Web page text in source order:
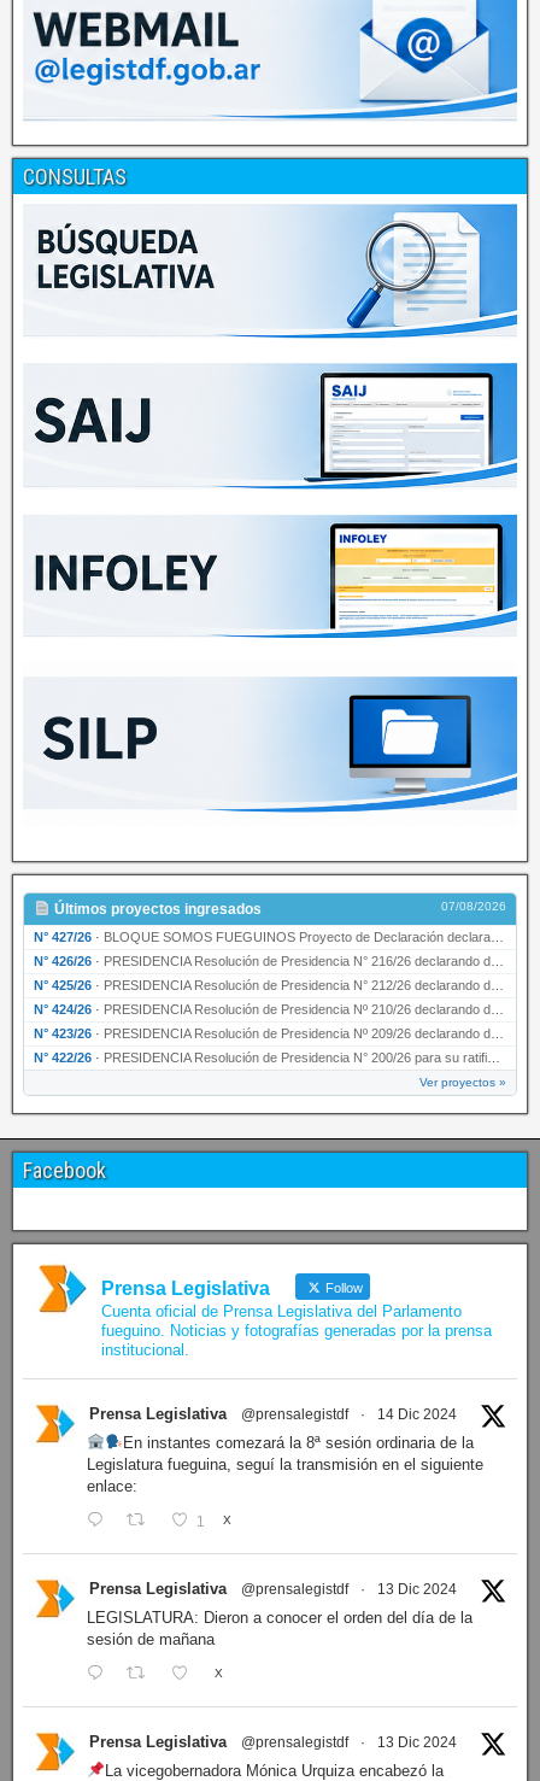
CONSULTAS
Últimos proyectos ingresados 07/08/2026
N° 427/26 · BLOQUE SOMOS FUEGUINOS Proyecto de Declaración declarando de interés provincial PRESIDENCI…
N° 426/26 · PRESIDENCIA Resolución de Presidencia N° 216/26 declarando de interés provincial la labor …
N° 425/26 · PRESIDENCIA Resolución de Presidencia N° 212/26 declarando de interés provincial el “50° A…
N° 424/26 · PRESIDENCIA Resolución de Presidencia Nº 210/26 declarando de interés provincial el proyec…
N° 423/26 · PRESIDENCIA Resolución de Presidencia Nº 209/26 declarando de interés provincial la presen…
N° 422/26 · PRESIDENCIA Resolución de Presidencia N° 200/26 para su ratificación.
Ver proyectos »
Facebook
Prensa Legislativa Follow
Cuenta oficial de Prensa Legislativa del Parlamento
fueguino. Noticias y fotografías generadas por la prensa
institucional.
Prensa Legislativa @prensalegistdf · 14 Dic 2024
En instantes comezará la 8ª sesión ordinaria de la
Legislatura fueguina, seguí la transmisión en el siguiente
enlace:
1 X
Prensa Legislativa @prensalegistdf · 13 Dic 2024
LEGISLATURA: Dieron a conocer el orden del día de la
sesión de mañana
X
Prensa Legislativa @prensalegistdf · 13 Dic 2024
La vicegobernadora Mónica Urquiza encabezó la